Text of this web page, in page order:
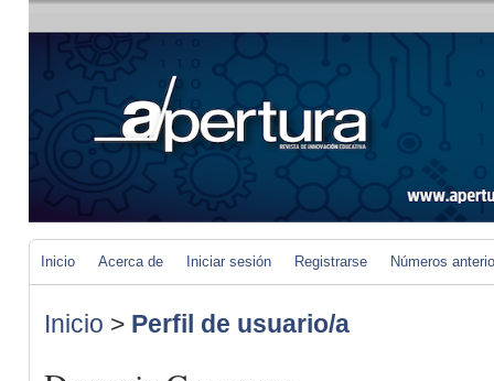
Inicio Acerca de Iniciar sesión Registrarse Números
Inicio > Perfil de usuario/a